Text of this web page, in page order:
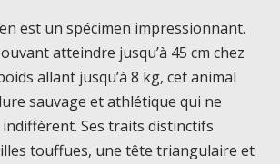
est un spécimen impressionnant.
atteindre jusqu’à 45 cm chez
allant jusqu’à 8 kg, cet animal
sauvage et athlétique qui ne
Ses traits distinctifs
touffues, une tête triangulaire et